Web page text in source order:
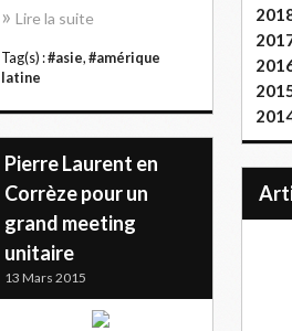
Lire la suite
Tag(s) :#asie, #amérique
latine
Pierre Laurent en
Corrèze pour un
grand meeting
unitaire
13 Mars 2015